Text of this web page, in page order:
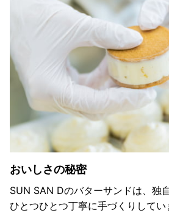
おいしさの秘密
SUN SAN Dのバターサンドは、独
ひとつひとつ丁寧に手づくりして